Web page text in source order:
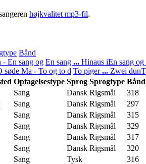
højkvalitet mp3-fil.
Bånd
- En sang og En sang ... Hinaus iEn sang
søde Ma - To og to d To piger... Zwei dun
Optagelsestype Sprog Sprogtype Bånd
Sang Dansk Rigsmål
318
Sang Dansk Rigsmål
297
Sang Dansk Rigsmål
315
Sang Dansk Rigsmål
329
Sang Dansk Rigsmål
317
Sang Dansk Rigsmål
320
Sang Tysk
316